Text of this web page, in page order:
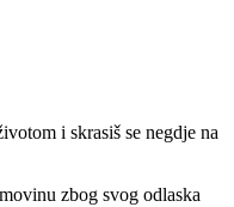
i skrasiš se negdje na
zbog svog odlaska